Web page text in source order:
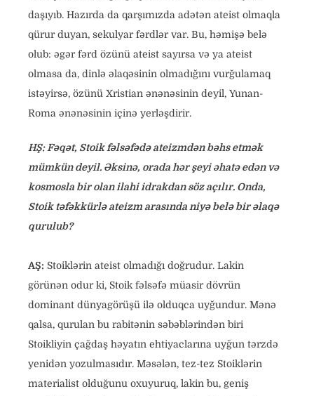
daşıyıb. Hazırda da qarşımızda adətən ateist olmaqla
qürur duyan, sekulyar fərdlər var. Bu, həmişə belə
olub: əgər fərd özünü ateist sayırsa və ya ateist
olmasa da, dinlə əlaqəsinin olmadığını vurğulamaq
istəyirsə, özünü Xristian ənənəsinin deyil, Yunan-
Roma ənənəsinin içinə yerləşdirir.
HŞ: Fəqət, Stoik fəlsəfədə ateizmdən bəhs etmək
mümkün deyil. Əksinə, orada hər şeyi əhatə edən və
kosmosla bir olan ilahi idrakdan söz açılır. Onda,
Stoik təfəkkürlə ateizm arasında niyə belə bir əlaqə
qurulub?
AŞ: Stoiklərin ateist olmadığı doğrudur. Lakin
görünən odur ki, Stoik fəlsəfə müasir dövrün
dominant dünyagörüşü ilə olduqca uyğundur. Mənə
qalsa, qurulan bu rabitənin səbəblərindən biri
Stoikliyin çağdaş həyatın ehtiyaclarına uyğun tərzdə
yenidən yozulmasıdır. Məsələn, tez-tez Stoiklərin
materialist olduğunu oxuyuruq, lakin bu, geniş